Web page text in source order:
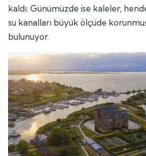
kaldı. Günümüzde ise kaleler,
su kanalları büyük ölçüde
bulunuyor.